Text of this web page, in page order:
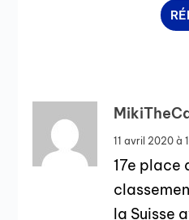
11 avril 2020 à
17e place
la Suisse